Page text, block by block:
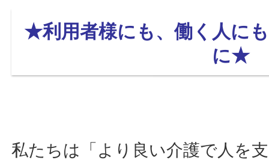
★利用者様にも、働く人に
に★
私たちは「より良い介護で人を